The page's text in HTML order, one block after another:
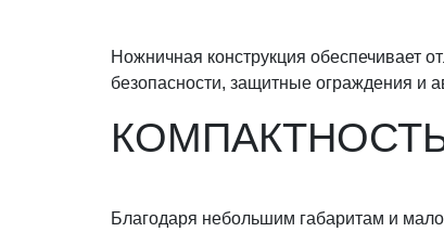
Ножничная конструкция обеспечивает
безопасности, защитные ограждения и
Благодаря небольшим габаритам и